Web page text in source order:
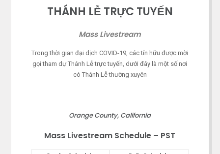
THÁNH LỄ TRỰC TUYẾN
Mass Livestream
Trong thời gian đại dịch COVID-19, các tín hữu được mời
gọi tham dự Thánh Lễ trực tuyến, dưới đây là một số nơi
có Thánh Lễ thường xuyên
Orange County, California
Mass Livestream Schedule – PST